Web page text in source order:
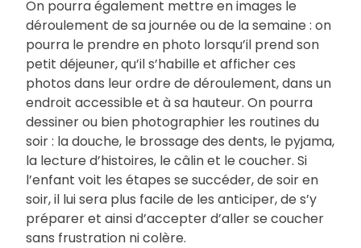
On pourra également mettre en images le
déroulement de sa journée ou de la semaine : on
pourra le prendre en photo lorsqu’il prend son
petit déjeuner, qu’il s’habille et afficher ces
photos dans leur ordre de déroulement, dans un
endroit accessible et à sa hauteur. On pourra
dessiner ou bien photographier les routines du
soir : la douche, le brossage des dents, le pyjama,
la lecture d’histoires, le câlin et le coucher. Si
l’enfant voit les étapes se succéder, de soir en
soir, il lui sera plus facile de les anticiper, de s’y
préparer et ainsi d’accepter d’aller se coucher
sans frustration ni colère.